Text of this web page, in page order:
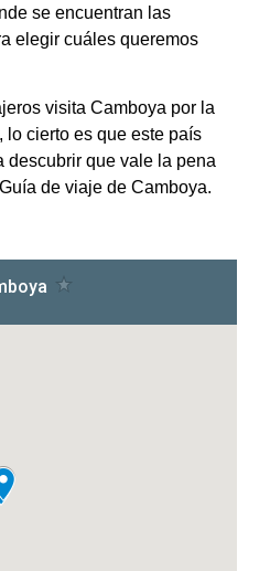
se encuentran las
elegir cuáles queremos
visita Camboya por la
lo cierto es que este país
descubrir que vale la pena
de viaje de Camboya.